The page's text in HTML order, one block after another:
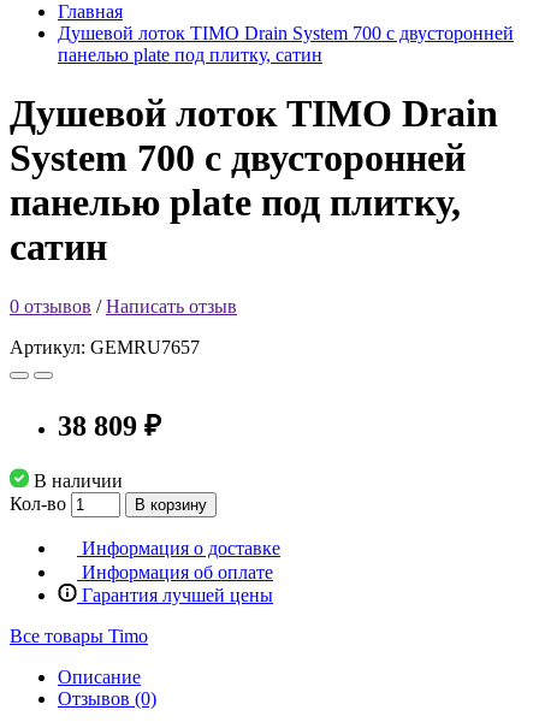
Главная
Душевой лоток TIMO Drain System 700 с двусторонней
панелью plate под плитку, сатин
Душевой лоток TIMO Drain
System 700 с двусторонней
панелью plate под плитку,
сатин
0 отзывов /Написать отзыв
Артикул: GEMRU7657
38 809 ₽
В наличии
Кол-во
В корзину
Информация о доставке
Информация об оплате
Гарантия лучшей цены
Все товары Timo
Описание
Отзывов (0)